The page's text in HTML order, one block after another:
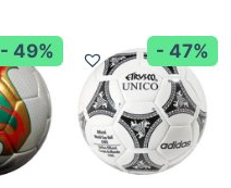
- 49% - 47%